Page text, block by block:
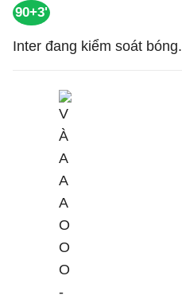
90+3'
Inter đang kiểm soát bóng.